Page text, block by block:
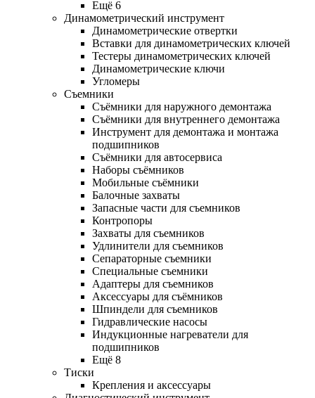
Ещё 6
Динамометрический инструмент
Динамометрические отвертки
Вставки для динамометрических ключей
Тестеры динамометрических ключей
Динамометрические ключи
Угломеры
Съемники
Съёмники для наружного демонтажа
Съёмники для внутреннего демонтажа
Инструмент для демонтажа и монтажа
подшипников
Съёмники для автосервиса
Наборы съёмников
Мобильные съёмники
Балочные захваты
Запасные части для съемников
Контропоры
Захваты для съемников
Удлинители для съемников
Сепараторные съемники
Специальные съемники
Адаптеры для съемников
Аксессуары для съёмников
Шпиндели для съемников
Гидравлические насосы
Индукционные нагреватели для
подшипников
Ещё 8
Тиски
Крепления и аксессуары